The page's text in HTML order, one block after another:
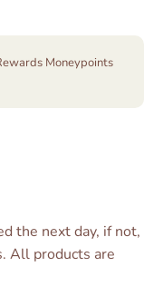
Moneypoints
the next day, if not,
All products are